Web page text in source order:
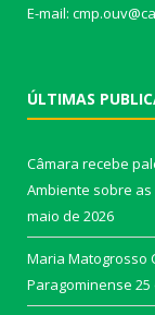
E-mail:
ÚLTIMAS
Câmara recebe
Ambiente sobre as
maio de 2026
Maria Matogrosso
Paragominense 25